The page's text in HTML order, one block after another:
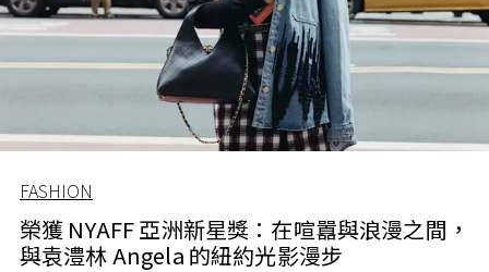
FASHION
榮獲 NYAFF 亞洲新星獎：在喧囂與浪漫之間，
與袁澧林 Angela 的紐約光影漫步